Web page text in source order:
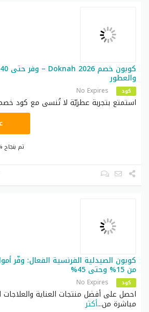
والعطور
كود No Expires
استمتع بتجربة عطريّة لا تُنسى مع كود
100% تم بنجاح
كوبون الصيدلية الفرنسية الفعال: وفّر
من 15% وحتى 45%
كود No Expires
احصل على أفضل منتجات العناية والعلاجات
مباشرة من...أكثر